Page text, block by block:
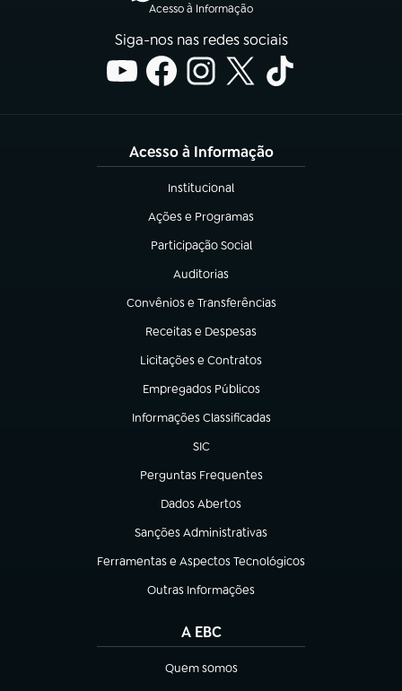
Acesso à Informação
Siga-nos nas redes sociais
Acesso à Informação
Institucional
(abre em nova aba)
Ações e Programas
(abre em nova aba)
Participação Social
(abre em nova aba)
Auditorias
(abre em nova aba)
Convênios e Transferências
(abre em nova aba)
Receitas e Despesas
(abre em nova aba)
Licitações e Contratos
(abre em nova aba)
Empregados Públicos
(abre em nova aba)
Informações Classificadas
(abre em nova aba)
SIC
(abre em nova aba)
Perguntas Frequentes
(abre em nova aba)
Dados Abertos
(abre em nova aba)
Sanções Administrativas
(abre em nova aba)
Ferramentas e Aspectos Tecnológicos
(abre em nova aba)
Outras Informações
(abre em nova aba)
A EBC
Quem somos
(abre em nova aba)